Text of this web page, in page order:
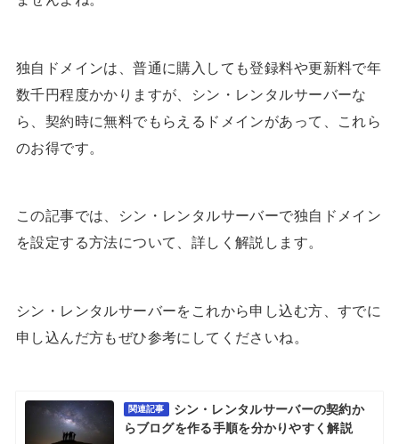
独自ドメインは、普通に購入しても登録料や更新料で年
数千円程度かかりますが、シン・レンタルサーバーな
ら、契約時に無料でもらえるドメインがあって、これら
のお得です。
この記事では、シン・レンタルサーバーで独自ドメイン
を設定する方法について、詳しく解説します。
シン・レンタルサーバーをこれから申し込む方、すでに
申し込んだ方もぜひ参考にしてくださいね。
関連記事
シン・レンタルサーバーの契約か
らブログを作る手順を分かりやすく解説